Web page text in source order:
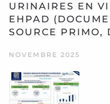
URINAIRES EN
EHPAD
SOURCE PRIMO,
NOVEMBRE 2025